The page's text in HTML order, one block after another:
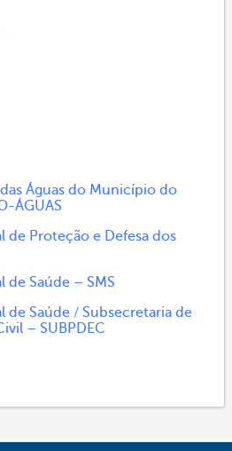
Águas do Município do
ÁGUAS
de Proteção e Defesa dos
de Saúde – SMS
de Saúde / Subsecretaria de
– SUBPDEC